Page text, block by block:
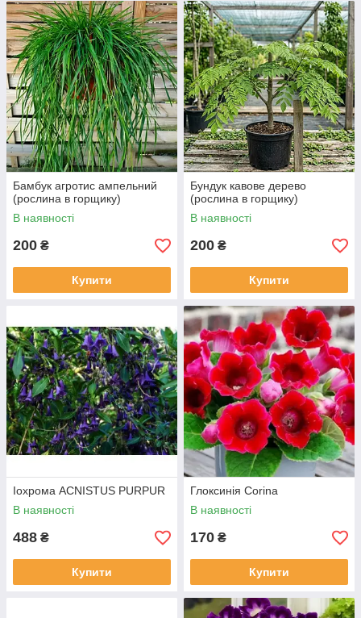
Бамбук агротис ампельний
(рослина в горщику)
В наявності
200 ₴
Купити
Бундук кавове дерево
(рослина в горщику)
В наявності
200 ₴
Купити
Іохрома ACNISTUS PURPUR
В наявності
488 ₴
Купити
Глоксинія Corina
В наявності
170 ₴
Купити